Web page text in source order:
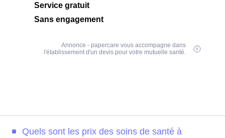
Service gratuit
Sans engagement
Annonce - papercare vous accompagne dans
l'établissement d'un devis pour votre mutuelle santé.
Quels sont les prix des soins de santé à